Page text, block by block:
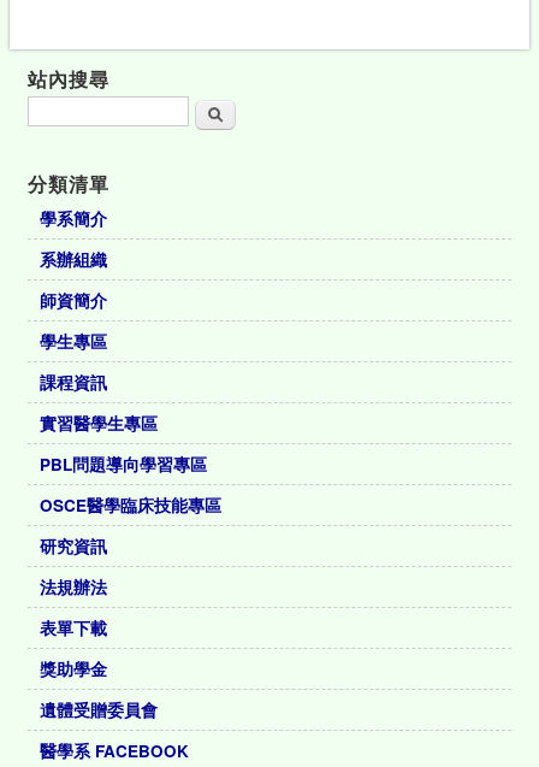
站內搜尋
搜尋
分類清單
學系簡介
系辦組織
師資簡介
學生專區
課程資訊
實習醫學生專區
PBL問題導向學習專區
OSCE醫學臨床技能專區
研究資訊
法規辦法
表單下載
獎助學金
遺體受贈委員會
醫學系 FACEBOOK